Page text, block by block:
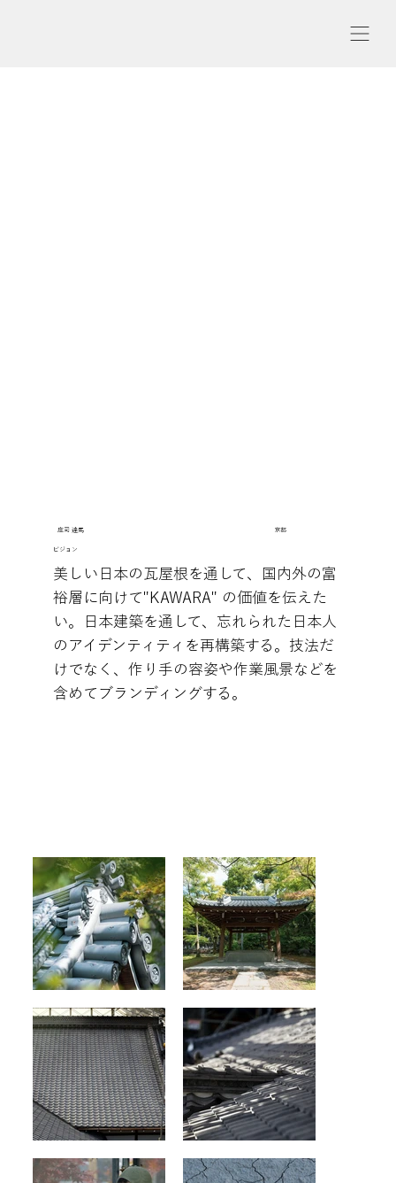
庄司 達馬 京都
​ビジョン
美しい日本の瓦屋根を通して、国内外の富
裕層に向けて"KAWARA" の価値を伝えた
い。日本建築を通して、忘れられた日本人
のアイデンティティを再構築する。技法だ
けでなく、作り手の容姿や作業風景などを
含めてブランディングする。